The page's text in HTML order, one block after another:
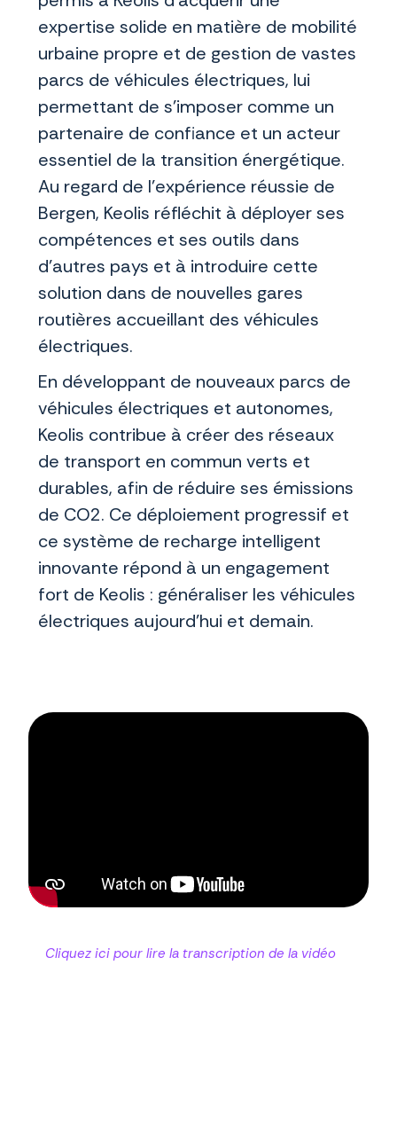
expertise solide en matière de mobilité
urbaine propre et de gestion de vastes
parcs de véhicules électriques, lui
permettant de s’imposer comme un
partenaire de confiance et un acteur
essentiel de la transition énergétique.
Au regard de l’expérience réussie de
Bergen, Keolis réfléchit à déployer ses
compétences et ses outils dans
d’autres pays et à introduire cette
solution dans de nouvelles gares
routières accueillant des véhicules
électriques.
En développant de nouveaux parcs de
véhicules électriques et autonomes,
Keolis contribue à créer des réseaux
de transport en commun verts et
durables, afin de réduire ses émissions
de CO2. Ce déploiement progressif et
ce système de recharge intelligent
innovante répond à un engagement
fort de Keolis : généraliser les véhicules
électriques aujourd’hui et demain.
Cliquez ici pour lire la transcription de la vidéo